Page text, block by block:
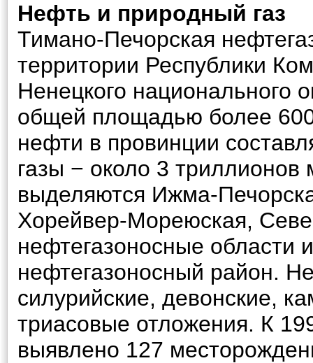
Нефть и природный газ
Тимано-Печорская
территории Республики
Ненецкого национального
общей площадью более
нефти в провинции
газы − около 3
выделяются Ижма-
Хорейвер-Мореюская,
нефтегазоносные области
нефтегазоносный район.
силурийские, девонские,
триасовые отложения. К
выявлено 127